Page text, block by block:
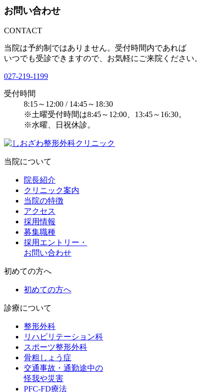
お問い合わせ
CONTACT
当院は予約制ではありません。受付時間内であれば
いつでも受診できますので、お気軽にご来院ください。
027-219-1199
受付時間
8:15～12:00 / 14:45～18:30
※土曜受付時間は8:45～12:00、13:45～16:30。
※水曜、日祝休診。
当院について
院長紹介
クリニック案内
当院の特徴
アクセス
採用情報
募集職種
採用エントリー・
お問い合わせ
初めての方へ
初めての方へ
診療について
整形外科
リハビリテーション科
スポーツ整形外科
骨粗しょう症
交通事故・通勤途中の
怪我や災害
PFC-FD療法